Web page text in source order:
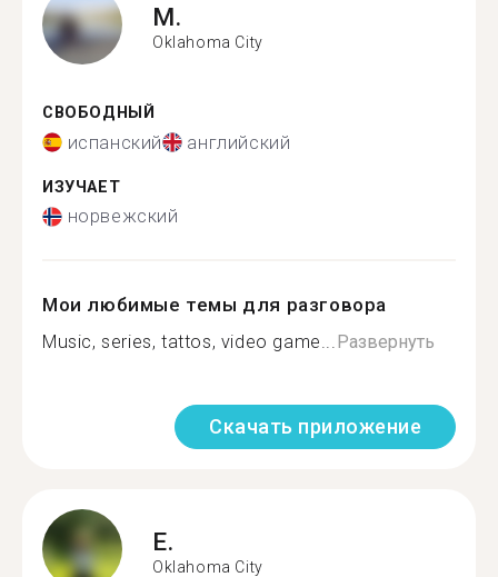
M.
Oklahoma City
СВОБОДНЫЙ
испанский английский
ИЗУЧАЕТ
норвежский
Мои любимые темы для разговора
Music, series, tattos, video game...Развернуть
Скачать приложение
E.
Oklahoma City